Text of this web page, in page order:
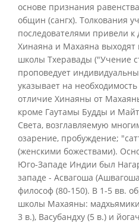
основе признания
общин (сангх). Толкования
последователями привели
Хинаяна и Махаяна выходят
школы Тхеравады ("Учение
проповедует
указывает на
отличие Хинаяны от
кроме Гаутамы Будды и
Света, возглавляемую
озарение, пробуждение;
(женскими божествами).
Юго-Западе Индии был
западе - Асвагоша
философ (80-150). В 1-5 вв.
школы Махаяны:
3 в.), Васубандху (5 в.) и